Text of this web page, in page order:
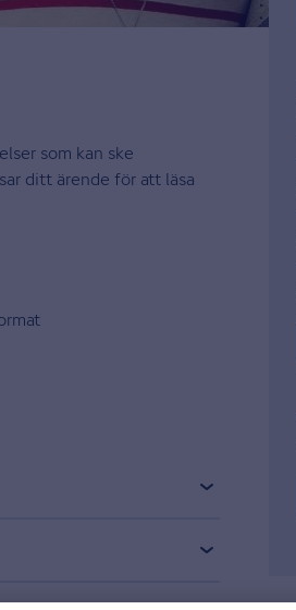
som kan ske
ditt ärende för att läsa